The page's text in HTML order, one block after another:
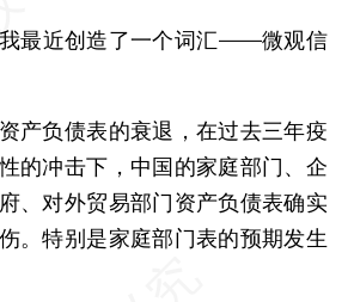
近创造了一个词汇——微观信
负债表的衰退，在过去三年疫
的冲击下，中国的家庭部门、企
、对外贸易部门资产负债表确实
。特别是家庭部门表的预期发生